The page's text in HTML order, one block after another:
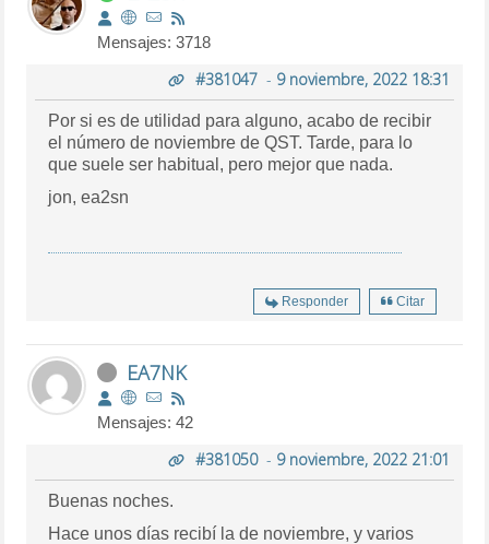
Mensajes: 3718
#381047- 9 noviembre, 2022 18:31
Por si es de utilidad para alguno, acabo de recibir
el número de noviembre de QST. Tarde, para lo
que suele ser habitual, pero mejor que nada.
jon, ea2sn
Responder Citar
EA7NK
Mensajes: 42
#381050- 9 noviembre, 2022 21:01
Buenas noches.
Hace unos días recibí la de noviembre, y varios